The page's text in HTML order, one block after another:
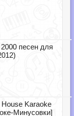
песен для
Karaoke
Минусовки]